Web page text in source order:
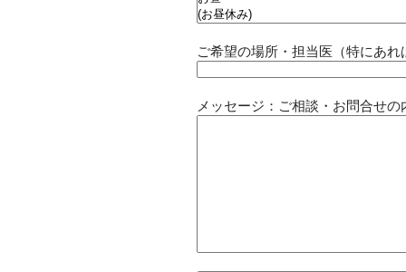
ご希望の場所・担当医（特にあれ
メッセージ：ご相談・お問合せの